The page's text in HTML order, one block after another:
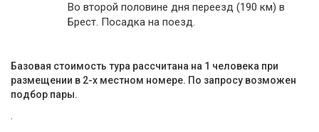
Во второй половине дня переезд (190 км) в
Брест. Посадка на поезд.
Базовая стоимость тура рассчитана на 1 человека при
размещении в 2-х местном номере. По запросу возможен
подбор пары.